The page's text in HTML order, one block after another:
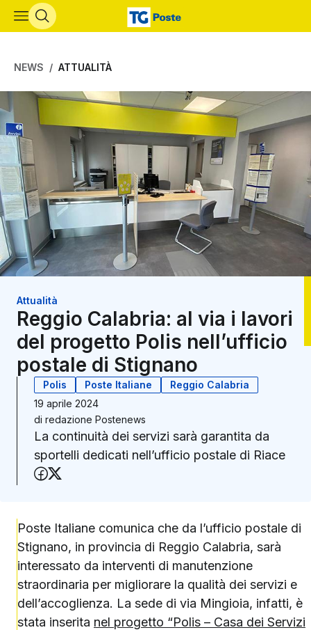
Vai al contenuto principale
NEWS ATTUALITÀ
Attualità
Reggio Calabria: al via i lavori
del progetto Polis nell’ufficio
postale di Stignano
Polis Poste Italiane
Reggio Calabria
19 aprile 2024
di redazione Postenews
La continuità dei servizi sarà garantita da
sportelli dedicati nell’ufficio postale di Riace
Condividi su Facebook
Poste Italiane comunica che da l’ufficio postale di
Stignano, in provincia di Reggio Calabria, sarà
interessato da interventi di manutenzione
straordinaria per migliorare la qualità dei servizi e
dell’accoglienza. La sede di via Mingioia, infatti, è
stata inserita nel progetto “Polis – Casa dei Servizi